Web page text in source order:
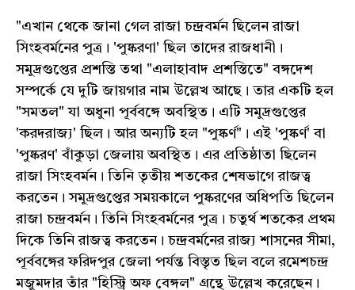
"এখান থেকে জানা গেল রাজা চন্দ্রবর্মন ছিলেন রাজা
সিংহবর্মনের পুত্র। 'পুষ্করণা' ছিল তাদের রাজধানী।
সমুদ্রগুপ্তের প্রশস্তি তথা "এলাহাবাদ প্রশস্তিতে" বঙ্গদেশ
সম্পর্কে যে দুটি জায়গার নাম উল্লেখ আছে। তার একটি হল
"সমতল" যা অধুনা পূর্ববঙ্গে অবস্থিত। এটি সমুদ্রগুপ্তের
'করদরাজ্য' ছিল। আর অন্যটি হল "পুষ্কর্ণ"। এই 'পুষ্কর্ণ' বা
'পুষ্করণ' বাঁকুড়া জেলায় অবস্থিত। এর প্রতিষ্ঠাতা ছিলেন
রাজা সিংহবর্মন। তিনি তৃতীয় শতকের শেষভাগে রাজত্ব
করতেন। সমুদ্রগুপ্তের সময়কালে পুষ্করণের অধিপতি ছিলেন
রাজা চন্দ্রবর্মন। তিনি সিংহবর্মনের পুত্র। চতুর্থ শতকের প্রথম
দিকে তিনি রাজত্ব করতেন। চন্দ্রবর্মনের রাজ্য শাসনের সীমা,
পূর্ববঙ্গের ফরিদপুর জেলা পর্যন্ত বিস্তৃত ছিল বলে রমেশচন্দ্র
মজুমদার তাঁর "হিস্ট্রি অফ বেঙ্গল" গ্রন্থে উল্লেখ করেছেন।